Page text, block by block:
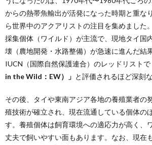
からの熱帯魚輸出が活発になった時期と重な
ら世界中のアクアリストの注目を集めました
採集個体（ワイルド）が主流で、現地タイ国
壊（農地開発・水路整備）が急速に進んだ結
IUCN（国際自然保護連合）のレッドリストで
in the Wild：EW）」 と評価されるほど深刻
その後、タイや東南アジア各地の養殖業者の
殖技術が確立され、現在流通している個体の
す。養殖個体は飼育環境への適応力が高く、
丈夫で飼いやすい面もあります。なお、現在